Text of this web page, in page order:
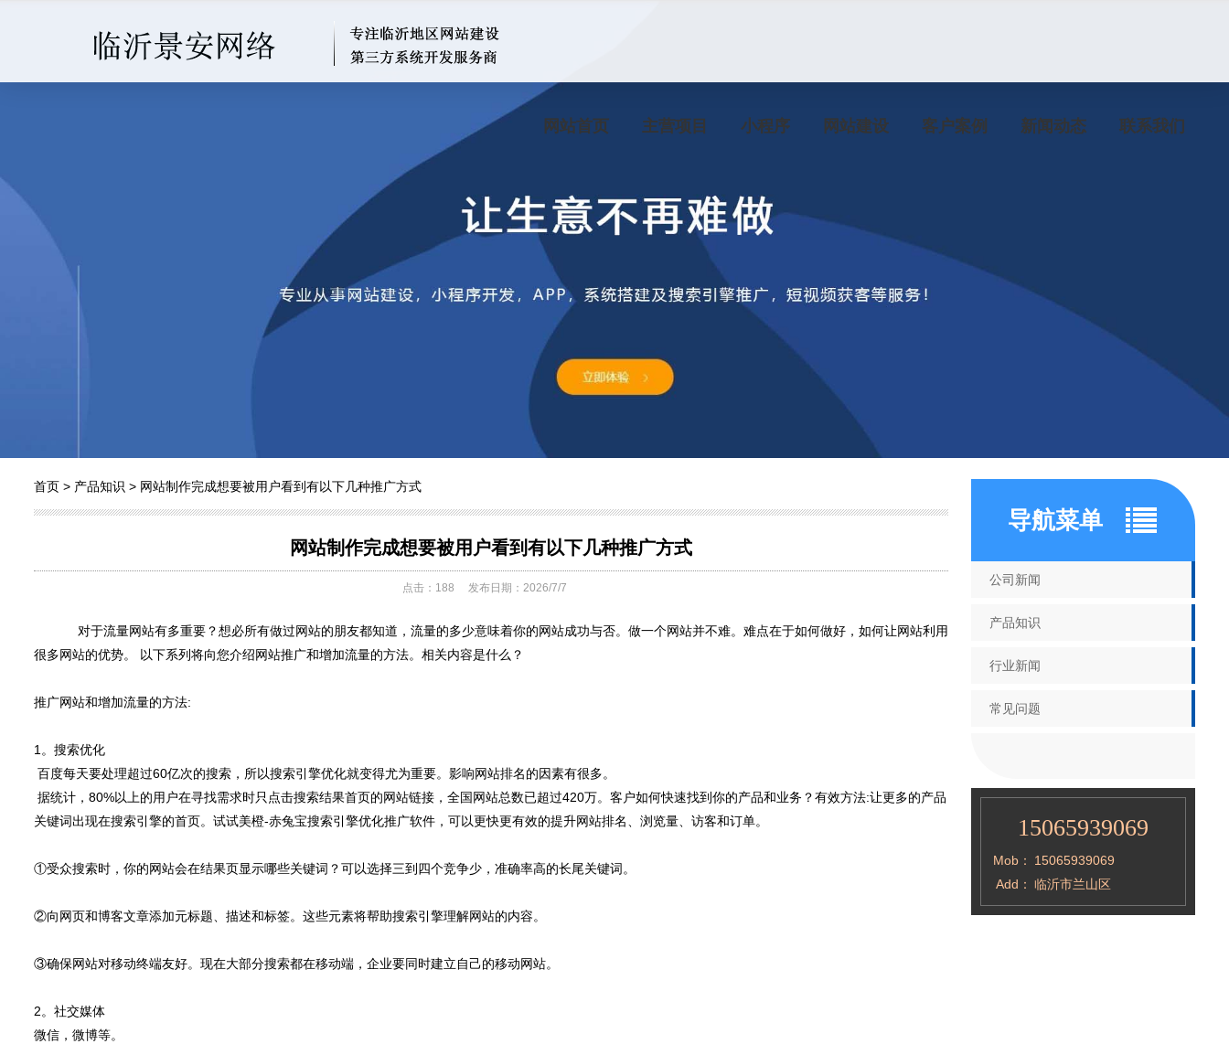
网站首页 主营项目 小程序 网站建设 客户案例 新闻动态 联系我们
首页 > 产品知识 > 网站制作完成想要被用户看到有以下几种推广方式
网站制作完成想要被用户看到有以下几种推广方式
点击： 188 发布日期：2026/7/7
对于流量网站有多重要？想必所有做过网站的朋友都知道，流量的多少意味着你的网站成功与否。做一个网站并不难。难点在于如何做好，如何让网站利用
很多网站的优势。 以下系列将向您介绍网站推广和增加流量的方法。相关内容是什么？
推广网站和增加流量的方法:
1。搜索优化
百度每天要处理超过60亿次的搜索，所以搜索引擎优化就变得尤为重要。影响网站排名的因素有很多。
据统计，80%以上的用户在寻找需求时只点击搜索结果首页的网站链接，全国网站总数已超过420万。客户如何快速找到你的产品和业务？有效方法:让更多的产品
关键词出现在搜索引擎的首页。试试美橙-赤兔宝搜索引擎优化推广软件，可以更快更有效的提升网站排名、浏览量、访客和订单。
①受众搜索时，你的网站会在结果页显示哪些关键词？可以选择三到四个竞争少，准确率高的长尾关键词。
②向网页和博客文章添加元标题、描述和标签。这些元素将帮助搜索引擎理解网站的内容。
③确保网站对移动终端友好。现在大部分搜索都在移动端，企业要同时建立自己的移动网站。
2。社交媒体
微信，微博等。
导航菜单
公司新闻
产品知识
行业新闻
常见问题
15065939069
Mob：
15065939069
Add： 临沂市兰山区